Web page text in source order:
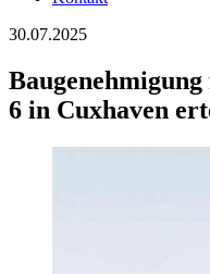
30.07.2025
6 in Cuxhaven